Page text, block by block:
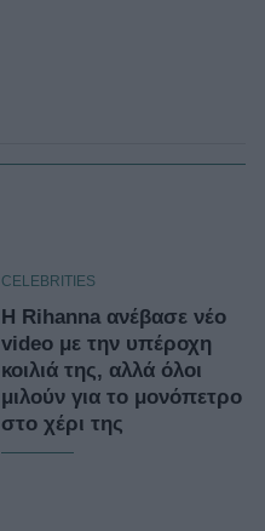
CELEBRITIES
Η Rihanna ανέβασε νέο
video με την υπέροχη
κοιλιά της, αλλά όλοι
μιλούν για το μονόπετρο
στο χέρι της